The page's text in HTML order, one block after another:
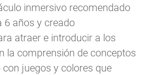
inmersivo recomendado
6 años y creado
atraer e introducir a los
la comprensión de conceptos
juegos y colores que